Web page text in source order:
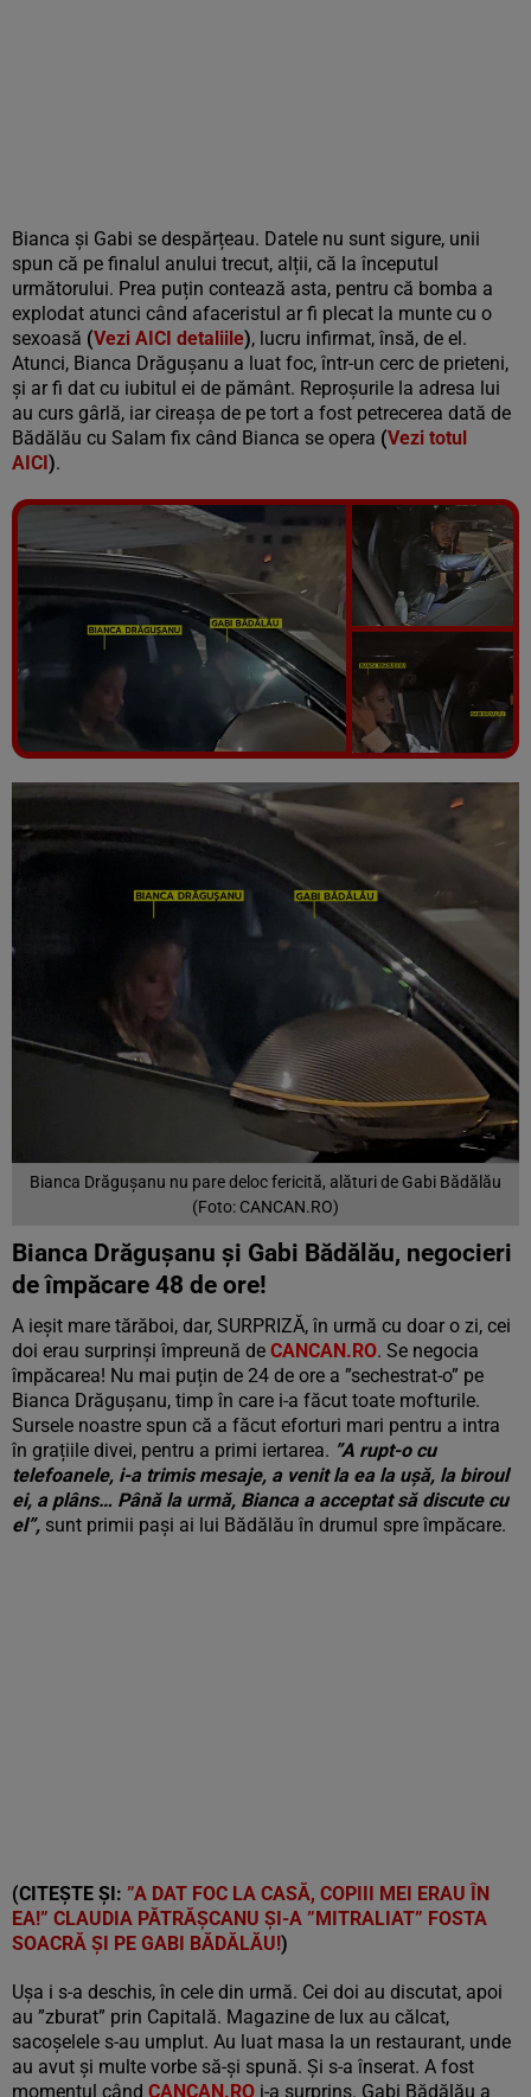
Bianca și Gabi se despărțeau. Datele nu sunt sigure, unii
spun că pe finalul anului trecut, alții, că la începutul
următorului. Prea puțin contează asta, pentru că bomba a
explodat atunci când afaceristul ar fi plecat la munte cu o
sexoasă (Vezi AICI detaliile), lucru infirmat, însă, de el.
Atunci, Bianca Drăgușanu a luat foc, într-un cerc de prieteni,
și ar fi dat cu iubitul ei de pământ. Reproșurile la adresa lui
au curs gârlă, iar cireașa de pe tort a fost petrecerea dată de
Bădălău cu Salam fix când Bianca se opera (Vezi totul
AICI).
Vezi galeria foto
6 poze
Bianca Drăgușanu nu pare deloc fericită, alături de Gabi Bădălău
(Foto: CANCAN.RO)
Bianca Drăgușanu și Gabi Bădălău, negocieri
de împăcare 48 de ore!
A ieșit mare tărăboi, dar, SURPRIZĂ, în urmă cu doar o zi, cei
doi erau surprinși împreună de CANCAN.RO. Se negocia
împăcarea! Nu mai puțin de 24 de ore a ”sechestrat-o” pe
Bianca Drăgușanu, timp în care i-a făcut toate mofturile.
Sursele noastre spun că a făcut eforturi mari pentru a intra
în grațiile divei, pentru a primi iertarea. ”A rupt-o cu
telefoanele, i-a trimis mesaje, a venit la ea la ușă, la biroul
ei, a plâns… Până la urmă, Bianca a acceptat să discute cu
el”, sunt primii pași ai lui Bădălău în drumul spre împăcare.
(CITEȘTE ȘI: ”A DAT FOC LA CASĂ, COPIII MEI ERAU ÎN
EA!” CLAUDIA PĂTRĂȘCANU ȘI-A ”MITRALIAT” FOSTA
SOACRĂ ȘI PE GABI BĂDĂLĂU!)
Ușa i s-a deschis, în cele din urmă. Cei doi au discutat, apoi
au ”zburat” prin Capitală. Magazine de lux au călcat,
sacoșelele s-au umplut. Au luat masa la un restaurant, unde
au avut și multe vorbe să-și spună. Și s-a înserat. A fost
momentul când CANCAN.RO i-a surprins. Gabi Bădălău a